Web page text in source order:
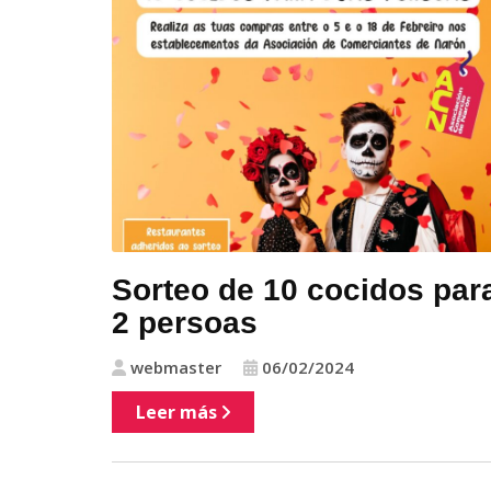
Sorteo de 10 cocidos
2 persoas
webmaster 06/02/2024
Leer más